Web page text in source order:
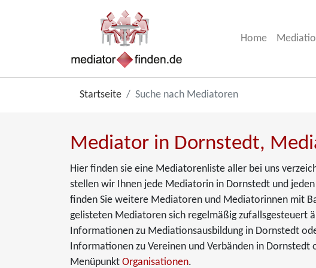
Home
Startseite Suche nach Mediatoren
Mediator in Dornstedt,
Hier finden sie eine Mediatorenliste aller bei uns
stellen wir Ihnen jede Mediatorin in Dornstedt und
finden Sie weitere Mediatoren und Mediatorinnen mit
gelisteten Mediatoren sich regelmäßig zufallsgesteuert
Informationen zu Mediationsausbildung in Dornstedt
Informationen zu Vereinen und Verbänden in
Menüpunkt Organisationen.